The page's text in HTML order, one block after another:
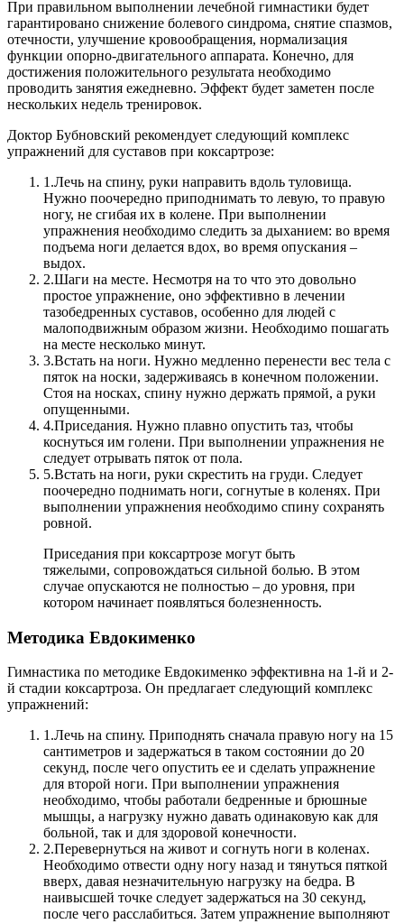
При правильном выполнении лечебной гимнастики будет
гарантировано снижение болевого синдрома, снятие спазмов,
отечности, улучшение кровообращения, нормализация
функции опорно-двигательного аппарата. Конечно, для
достижения положительного результата необходимо
проводить занятия ежедневно. Эффект будет заметен после
нескольких недель тренировок.
Доктор Бубновский рекомендует следующий комплекс
упражнений для суставов при коксартрозе:
1.Лечь на спину, руки направить вдоль туловища.
Нужно поочередно приподнимать то левую, то правую
ногу, не сгибая их в колене. При выполнении
упражнения необходимо следить за дыханием: во время
подъема ноги делается вдох, во время опускания –
выдох.
2.Шаги на месте. Несмотря на то что это довольно
простое упражнение, оно эффективно в лечении
тазобедренных суставов, особенно для людей с
малоподвижным образом жизни. Необходимо пошагать
на месте несколько минут.
3.Встать на ноги. Нужно медленно перенести вес тела с
пяток на носки, задерживаясь в конечном положении.
Стоя на носках, спину нужно держать прямой, а руки
опущенными.
4.Приседания. Нужно плавно опустить таз, чтобы
коснуться им голени. При выполнении упражнения не
следует отрывать пяток от пола.
5.Встать на ноги, руки скрестить на груди. Следует
поочередно поднимать ноги, согнутые в коленях. При
выполнении упражнения необходимо спину сохранять
ровной.
Приседания при коксартрозе могут быть
тяжелыми, сопровождаться сильной болью. В этом
случае опускаются не полностью – до уровня, при
котором начинает появляться болезненность.
Методика Евдокименко
Гимнастика по методике Евдокименко эффективна на 1-й и 2-
й стадии коксартроза. Он предлагает следующий комплекс
упражнений:
1.Лечь на спину. Приподнять сначала правую ногу на 15
сантиметров и задержаться в таком состоянии до 20
секунд, после чего опустить ее и сделать упражнение
для второй ноги. При выполнении упражнения
необходимо, чтобы работали бедренные и брюшные
мышцы, а нагрузку нужно давать одинаковую как для
больной, так и для здоровой конечности.
2.Перевернуться на живот и согнуть ноги в коленах.
Необходимо отвести одну ногу назад и тянуться пяткой
вверх, давая незначительную нагрузку на бедра. В
наивысшей точке следует задержаться на 30 секунд,
после чего расслабиться. Затем упражнение выполняют